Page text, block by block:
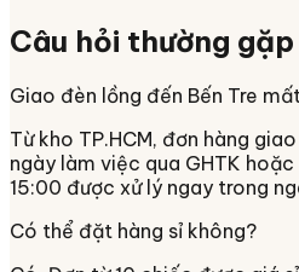
Câu hỏi thường gặp
Giao đèn lồng đến Bến Tre
Từ kho TP.HCM, đơn hàng
ngày làm việc qua GHTK
15:00 được xử lý ngay trong
Có thể đặt hàng sỉ không?